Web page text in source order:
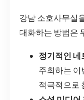
강남 소호사무실
대화하는 방법은
정기적인 네
주최하는 이
적극적으로